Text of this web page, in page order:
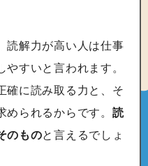
読解力が高い人は仕事
すいと言われます。
確に読み取る力と、そ
られるからです。 読
のものと言えるでしょ